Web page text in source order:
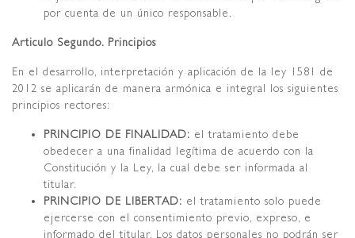
por cuenta de un único responsable.
Articulo Segundo. Principios
En el desarrollo, interpretación y aplicación de la ley 1581 de
2012 se aplicarán de manera armónica e integral los siguientes
principios rectores:
PRINCIPIO DE FINALIDAD: el tratamiento debe
obedecer a una finalidad legítima de acuerdo con la
Constitución y la Ley, la cual debe ser informada al
titular.
PRINCIPIO DE LIBERTAD: el tratamiento solo puede
ejercerse con el consentimiento previo, expreso, e
informado del titular. Los datos personales no podrán ser